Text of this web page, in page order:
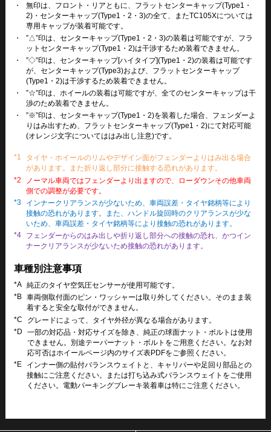
・
無印は、フロント・リアともに、フラットセンターキャップ(Type1・
2)・センターキャップ(Type1・2・3)の全て、またTC105Xについては
専用キャップが装着可能です。
・
”△”印は、センターキャップ(Type1・2・3)の装着は可能ですが、フラ
ットセンターキャップ(Type1・2)は干渉するため装着できません。
・
”◇”印は、センターキャップ[ハイタイプ](Type1・2)の装着は可能です
が、センターキャップ(Type3)および、フラットセンターキャップ
(Type1・2)は干渉するため装着できません。
・
”☆”印は、ホイールの装着は可能ですが、全てのセンターキャップは干
渉のため装着できません。
・
”※”印は、センターキャップ(Type1・2)を装着した場合、フェンダーよ
りはみ出すため、フラットセンターキャップ(Type1・2)にて対応可能
(オレンジ文字についてははみ出し注意)です。
*1
タイヤ・ホイールのリムやデザイン面がフェンダーよりはみ出る場合
があります。また折り返し部分に接触する恐れがあります。
*2
ノーマル車両ではフェンダーより出ますので、ローダウンその他車両
側での調整が必要です。
*3
インナークリアランスが少ないため、車両誤差・タイヤ銘柄等により
接触の恐れがあります。また、ハンドル旋回時のクリアランスが少な
いため、車両誤差・タイヤ銘柄等により接触の恐れがあります。
*4
フェンダーからのはみ出しや折り返し部分への接触の恐れ、かつイン
ナークリアランスが少ないため接触の恐れがあります。
車種別注意事項
*A 純正のタイヤ空気圧センサーが使用可能です。
*B 車両側取付面のピン・ワッシャーは取り外してください。そのまま装
着すると安全な取付ができません。
*C
グレードによって、タイヤ外径が異なる場合があります。
*D
一部の対応品・対応サイズを除き、純正の球面ナット・ボルトは使用
できません。別途テーパーナット・ボルトをご用意ください。なお対
応可否はホイールページ内のサイズ表PDFをご参照ください。
*E
インナー側の貼付バランスウェイトと、キャリパーや足回り部品との
接触にご注意ください。または打ち込み式バランスウェイトをご使用
ください。電動パーキングブレーキ装着車は特にご注意ください。